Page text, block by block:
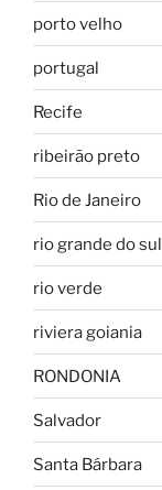
porto velho
portugal
Recife
ribeirão preto
Rio de Janeiro
rio grande do sul
rio verde
riviera goiania
RONDONIA
Salvador
Santa Bárbara